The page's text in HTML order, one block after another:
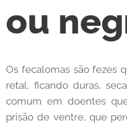
ou
Os fecalomas são fezes
retal, ficando duras,
comum em doentes
prisão de ventre, que